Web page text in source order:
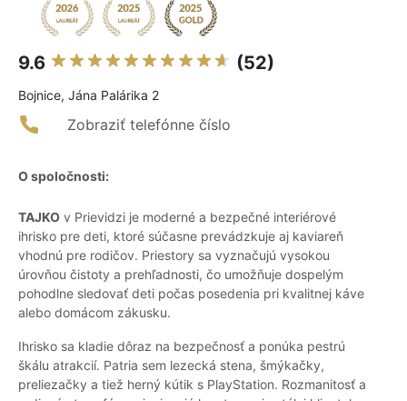
9.6 (52)
Bojnice, Jána Palárika 2
Zobraziť telefónne číslo
O spoločnosti:
TAJKO v Prievidzi je moderné a bezpečné interiérové
ihrisko pre deti, ktoré súčasne prevádzkuje aj kaviareň
vhodnú pre rodičov. Priestory sa vyznačujú vysokou
úrovňou čistoty a prehľadnosti, čo umožňuje dospelým
pohodlne sledovať deti počas posedenia pri kvalitnej káve
alebo domácom zákusku.
Ihrisko sa kladie dôraz na bezpečnosť a ponúka pestrú
škálu atrakcií. Patria sem lezecká stena, šmýkačky,
preliezačky a tiež herný kútik s PlayStation. Rozmanitosť a